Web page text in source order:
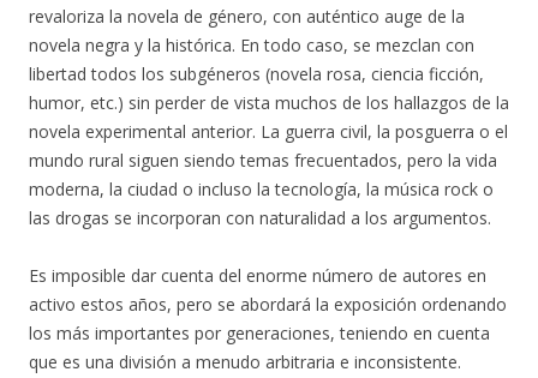
revaloriza la novela de género, con auténtico auge de la
novela negra y la histórica. En todo caso, se mezclan con
libertad todos los subgéneros (novela rosa, ciencia ficción,
humor, etc.) sin perder de vista muchos de los hallazgos de la
novela experimental anterior. La guerra civil, la posguerra o el
mundo rural siguen siendo temas frecuentados, pero la vida
moderna, la ciudad o incluso la tecnología, la música rock o
las drogas se incorporan con naturalidad a los argumentos.
Es imposible dar cuenta del enorme número de autores en
activo estos años, pero se abordará la exposición ordenando
los más importantes por generaciones, teniendo en cuenta
que es una división a menudo arbitraria e inconsistente.